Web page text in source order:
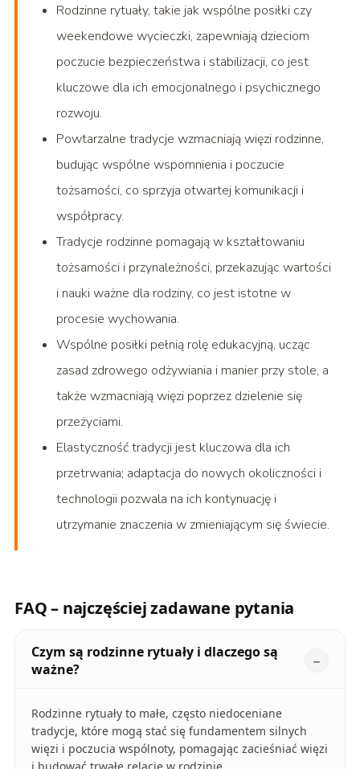
Rodzinne rytuały, takie jak wspólne posiłki czy
weekendowe wycieczki, zapewniają dzieciom
poczucie bezpieczeństwa i stabilizacji, co jest
kluczowe dla ich emocjonalnego i psychicznego
rozwoju.
Powtarzalne tradycje wzmacniają więzi rodzinne,
budując wspólne wspomnienia i poczucie
tożsamości, co sprzyja otwartej komunikacji i
współpracy.
Tradycje rodzinne pomagają w kształtowaniu
tożsamości i przynależności, przekazując wartości
i nauki ważne dla rodziny, co jest istotne w
procesie wychowania.
Wspólne posiłki pełnią rolę edukacyjną, ucząc
zasad zdrowego odżywiania i manier przy stole, a
także wzmacniają więzi poprzez dzielenie się
przeżyciami.
Elastyczność tradycji jest kluczowa dla ich
przetrwania; adaptacja do nowych okoliczności i
technologii pozwala na ich kontynuację i
utrzymanie znaczenia w zmieniającym się świecie.
FAQ – najczęściej zadawane pytania
Czym są rodzinne rytuały i dlaczego są
ważne?
Rodzinne rytuały to małe, często niedoceniane
tradycje, które mogą stać się fundamentem silnych
więzi i poczucia wspólnoty, pomagając zacieśniać więzi
i budować trwałe relacje w rodzinie.